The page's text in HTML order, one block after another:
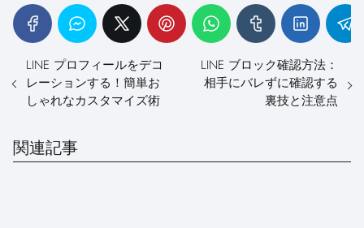
LINE プロフィールをデコ
レーションする！簡単お
しゃれなカスタマイズ術
LINE ブロック確認方法：
相手にバレずに確認する
裏技と注意点
関連記事